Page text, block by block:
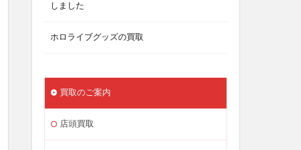
しました
ホロライブグッズの買取
買取のご案内
店頭買取